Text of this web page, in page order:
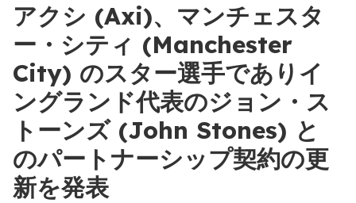
アクシ (Axi)、マンチェスタ
ー・シティ (Manchester
City) のスター選手でありイ
ングランド代表のジョン・ス
トーンズ (John Stones) と
のパートナーシップ契約の更
新を発表